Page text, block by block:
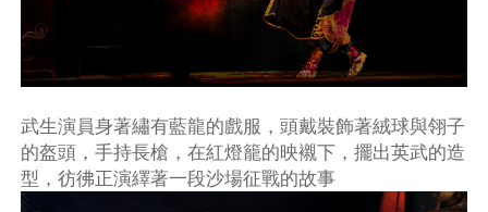
武生演員身著繡有藍龍的戲服，頭戴裝飾著絨球與翎子
的盔頭，手持長槍，在紅燈籠的映襯下，擺出英武的造
型，彷彿正演繹著一段沙場征戰的故事